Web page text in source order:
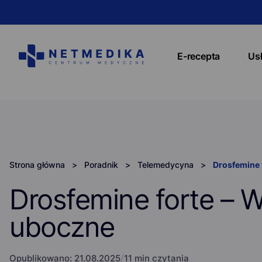
E-recepta
Strona główna > Poradnik > Telemedycyna > Drosfemine
Drosfemine forte –
uboczne
Opublikowano: 21.08.2025/11 min czytania